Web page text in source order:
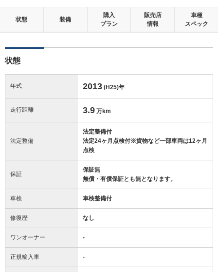
状態 装備
購入
プラン
販売店
情報
車種
スペック
状態
年式 2013 (H25)年
走行距離 3.9 万km
法定整備
法定整備付
法定24ヶ月点検付※貨物など一部車両は12ヶ月
点検
保証
保証無
無償・有償保証とも無となります。
車検 車検整備付
修復歴 なし
ワンオーナー -
正規輸入車 -